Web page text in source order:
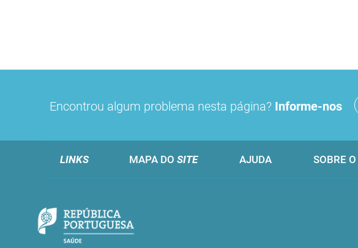
Encontrou algum problema nesta página? Informe-nos
LINKS MAPA DO SITE AJUDA SOBRE O